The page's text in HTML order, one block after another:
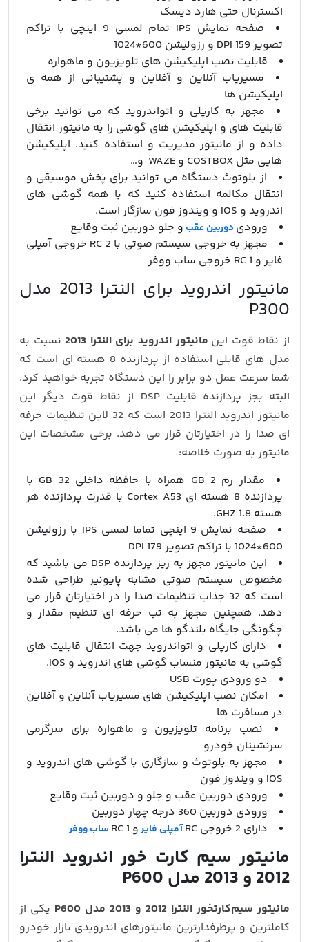
اکسترنال حتی هارد دیسک
صفحه نمایش IPS تمام لمسی 9 اینچی با تراکم
تصویر 159 DPI و رزولیشن 600*1024
قابلیت نصب اپلیکیشن های تلویزیون و ماهواره
مسیریاب آنلاین و آفلاین و پشتیبانی از همه ی
اپلیکیشن ها
مجهز به کارپلی و اتواندروید که می توانید برخی
قابلیت های و اپلیکیشن های گوشی را به مانیتور انتقال
داده و از مانیتور مدیریت و استفاده کنید. اپلیکیشن
هایی مثل COSTBOX و WAZE و…
از بلوتوث دستگاه می توانید برای پخش موسیقی و
انتقال مکالمه استفاده کنید که با همه گوشی های
اندروید و IOS و ویندوز فون سازگار است.
ورودی دوربین عقب و جلو دوربین ثبت وقایع
مجهز به خروجی سیستم صوتی با 2 RC خروجی آمپلی
فایر و 1 RC خروجی ساب ووفر
مانیتور اندروید برای النترا 2013 مدل
P300
از نقاط قوت این مانیتور اندروید برای النترا 2013
نسبت به
مدل های قابلی استفاده از پردازنده 8 هسته ای است که
شما سرعت عمل دو برابر را این دستگاه تجربه خواهید کرد.
البته بجز پردازنده قابلیت DSP از نقاط قوت دیگر این
مانیتور اندروید النترا 2013 است که 32 لاین تنظیمات حرفه
ای صدا را در اختیارتان قرار می دهد. برخی مشخصات این
مانیتور به صورت خلاصه:
مقدار رم 2 GB همراه با حافظه داخلی 32 GB با
پردازنده 8 هسته ای Cortex A53 با قدرت پردازنده هر
هسته 1.8 GHZ.
صفحه نمایش 9 اینچی تماما لمسی IPS با رزولیشن
600*1024 با تراکم تصویر 179 DPI
این مانیتور مجهز به ریز پردازنده DSP می باشید که
مخصوص سیستم صوتی مشابه پایونیر طراحی شده
است که 32 جذاب تنظیمات صدا را در اختیارتان قرار می
دهد. همچنین مجهز به تب حرفه ای تنظیم مقدار و
چگونگی جایگاه بلندگو ها می باشد.
دارای کارپلی و اتواندروید جهت انتقال قابلیت های
گوشی به مانیتور منساب گوشی های اندروید و IOS.
دو ورودی پورت USB
امکان نصب اپلیکیشن های مسیریاب آنلاین و آفلاین
در مسافرت ها
نصب برنامه تلویزیون و ماهواره برای سرگرمی
سرنشینان خودرو
مجهز به بلوتوث و سازگاری با گوشی های اندروید و
IOS و ویندوز فون
ورودی دوربین عقب و جلو و دوربین ثبت وقایع
ورودی دوربین 360 درجه چهار دوربین
دارای 2 خروجی RC
آمپلی فایرو 1 RC ساب ووفر
مانیتور سیم کارت خور اندروید النترا
2012 و 2013 مدل P600
مانیتور سیم‌کارتخور النترا 2012 و 2013 مدل P600
یکی از
کاملترین و پرطرفدارترین مانیتورهای اندرویدی بازار خودرو